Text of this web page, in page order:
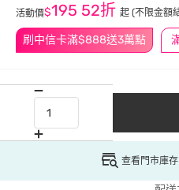
刷中信卡滿$888送3萬點
活動價$195 52折 起 (不限金額
查看門市庫